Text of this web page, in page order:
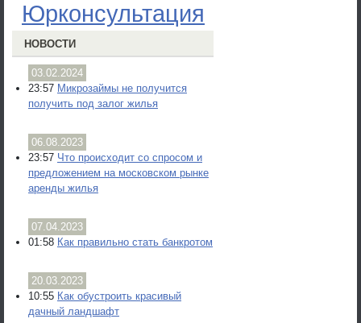
Юрконсультация
НОВОСТИ
03.02.2024
23:57 Микрозаймы не получится
получить под залог жилья
06.08.2023
23:57 Что происходит со спросом и
предложением на московском рынке
аренды жилья
07.04.2023
01:58 Как правильно стать банкротом
20.03.2023
10:55 Как обустроить красивый
дачный ландшафт